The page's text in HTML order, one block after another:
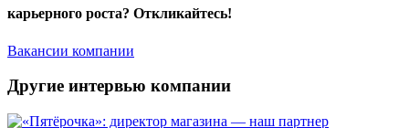
карьерного роста? Откликайтесь!
Вакансии компании
Другие интервью компании